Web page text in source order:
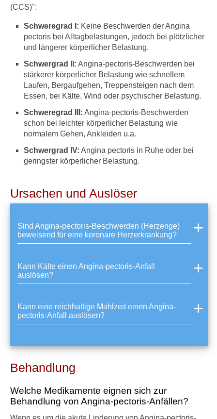
(CCS)":
Schweregrad I: Keine Beschwerden der Angina
pectoris bei Alltagbelastungen, jedoch bei plötzlicher
und längerer körperlicher Belastung.
Schwergrad II: Angina-pectoris-Beschwerden bei
stärkerer körperlicher Belastung wie schnellem
Laufen, Bergaufgehen, Treppensteigen nach dem
Essen, bei Kälte, Wind oder psychischer Belastung.
Schweregrad III: Angina-pectoris-Beschwerden
schon bei leichter körperlicher Belastung wie
normalem Gehen, Ankleiden u.a.
Schwergrad IV: Angina pectoris in Ruhe oder bei
geringster körperlicher Belastung.
Ursachen und Auslöser
Sind Angina-pectoris-Beschwerden (Herzenge)
beweisend für eine koronare Herzerkrankung?
Kann Kälte einen Angina-pectoris-Anfall
auslösen?
Kann eine reichhaltige Mahlzeit einen Angina-
pectoris-Anfall auslösen?
Behandlung
Welche Medikamente eignen sich zur
Behandlung von Angina-pectoris-Anfällen?
k
r
o
n
a
r
e
H
e
r
z
k
r
a
n
k
i
t
n
e
e
r
z
t
e
-
n
t